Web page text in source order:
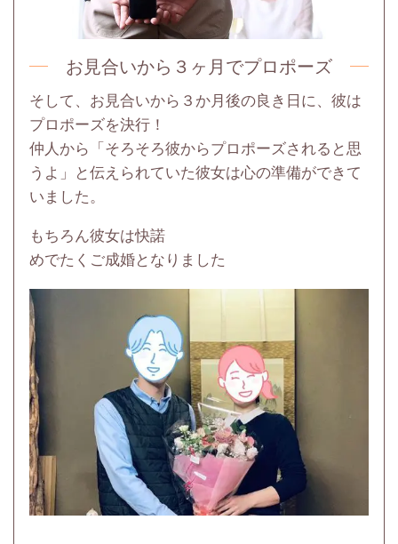
お見合いから３ヶ月でプロポーズ
そして、お見合いから３か月後の良き日に、彼は
プロポーズを決行！
仲人から「そろそろ彼からプロポーズされると思
うよ」と伝えられていた彼女は心の準備ができて
いました。
もちろん彼女は快諾
めでたくご成婚となりました